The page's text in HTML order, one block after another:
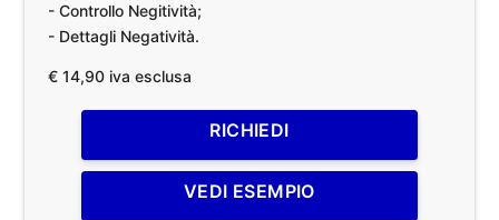
- Controllo Negitività;
- Dettagli Negatività.
€ 14,90 iva esclusa
RICHIEDI
VEDI ESEMPIO